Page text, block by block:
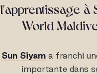
l'apprentissage à
World
Sun Siyama franchi
importante dans